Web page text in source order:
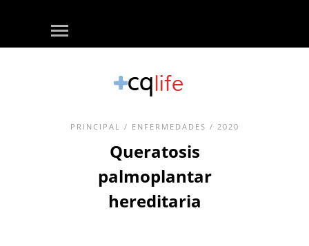
PRINCIPAL / ENFERMEDADES / 2020
Queratosis
palmoplantar
hereditaria